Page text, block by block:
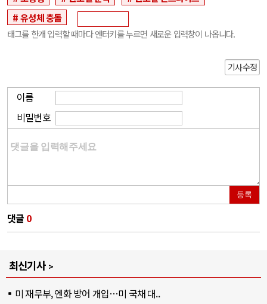
유성체 충돌
태그를 한개 입력할 때마다 엔터키를 누르면 새로운 입력창이 나옵니다.
기사수정
이름
비밀번호
등록
댓글 0
최신기사
미 재무부, 엔화 방어 개입…미 국채 대..